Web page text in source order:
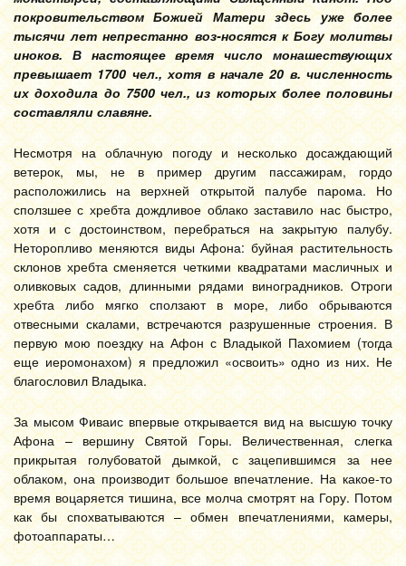
покровительством Божией Матери здесь уже более
тысячи лет непрестанно воз-носятся к Богу молитвы
иноков. В настоящее время число монашествующих
превышает 1700 чел., хотя в начале 20 в. численность
их доходила до 7500 чел., из которых более половины
составляли славяне.
Несмотря на облачную погоду и несколько досаждающий
ветерок, мы, не в пример другим пассажирам, гордо
расположились на верхней открытой палубе парома. Но
сползшее с хребта дождливое облако заставило нас быстро,
хотя и с достоинством, перебраться на закрытую палубу.
Неторопливо меняются виды Афона: буйная растительность
склонов хребта сменяется четкими квадратами масличных и
оливковых садов, длинными рядами виноградников. Отроги
хребта либо мягко сползают в море, либо обрываются
отвесными скалами, встречаются разрушенные строения. В
первую мою поездку на Афон с Владыкой Пахомием (тогда
еще иеромонахом) я предложил «освоить» одно из них. Не
благословил Владыка.
За мысом Фиваис впервые открывается вид на высшую точку
Афона – вершину Святой Горы. Величественная, слегка
прикрытая голубоватой дымкой, с зацепившимся за нее
облаком, она производит большое впечатление. На какое-то
время воцаряется тишина, все молча смотрят на Гору. Потом
как бы спохватываются – обмен впечатлениями, камеры,
фотоаппараты…